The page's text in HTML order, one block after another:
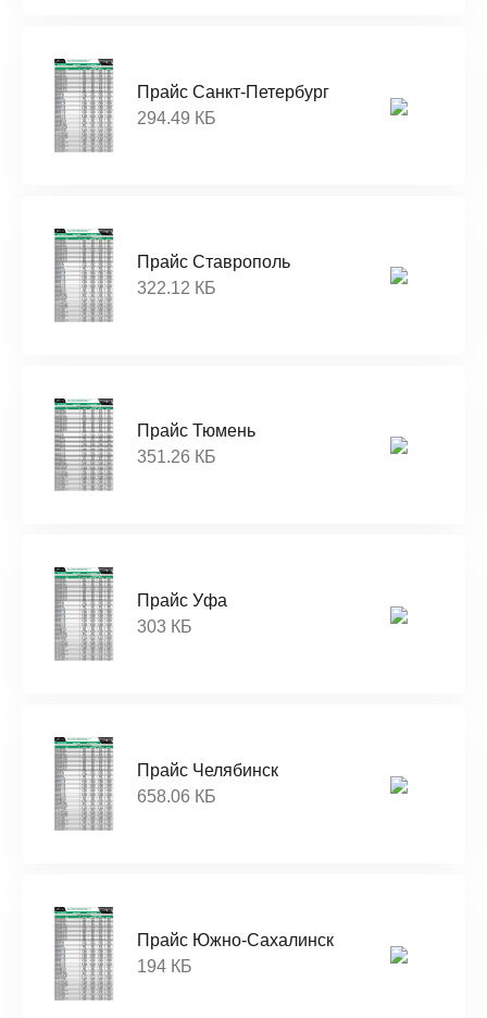
Прайс Санкт-Петербург
294.49 КБ
Прайс Ставрополь
322.12 КБ
Прайс Тюмень
351.26 КБ
Прайс Уфа
303 КБ
Прайс Челябинск
658.06 КБ
Прайс Южно-Сахалинск
194 КБ